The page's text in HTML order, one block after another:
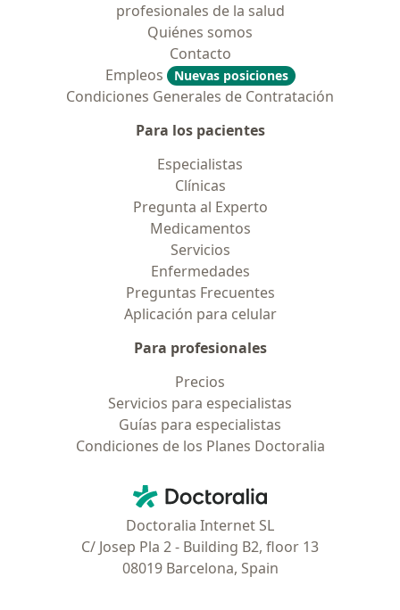
profesionales de la salud
Quiénes somos
Contacto
Empleos
Nuevas posiciones
Condiciones Generales de Contratación
Para los pacientes
Especialistas
Clínicas
Pregunta al Experto
Medicamentos
Servicios
Enfermedades
Preguntas Frecuentes
Aplicación para celular
Para profesionales
Precios
Servicios para especialistas
Guías para especialistas
Condiciones de los Planes Doctoralia
Doctoralia - Página de inicio
Doctoralia Internet SL
C/ Josep Pla 2 - Building B2, floor 13
08019 Barcelona, Spain